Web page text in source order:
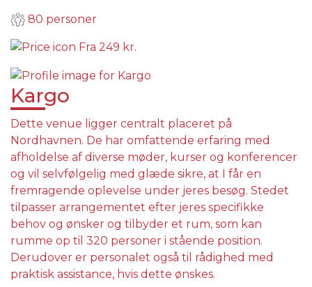
80 personer
Fra 249 kr.
Kargo
Dette venue ligger centralt placeret på
Nordhavnen. De har omfattende erfaring med
afholdelse af diverse møder, kurser og konferencer
og vil selvfølgelig med glæde sikre, at I får en
fremragende oplevelse under jeres besøg. Stedet
tilpasser arrangementet efter jeres specifikke
behov og ønsker og tilbyder et rum, som kan
rumme op til 320 personer i stående position.
Derudover er personalet også til rådighed med
praktisk assistance, hvis dette ønskes.